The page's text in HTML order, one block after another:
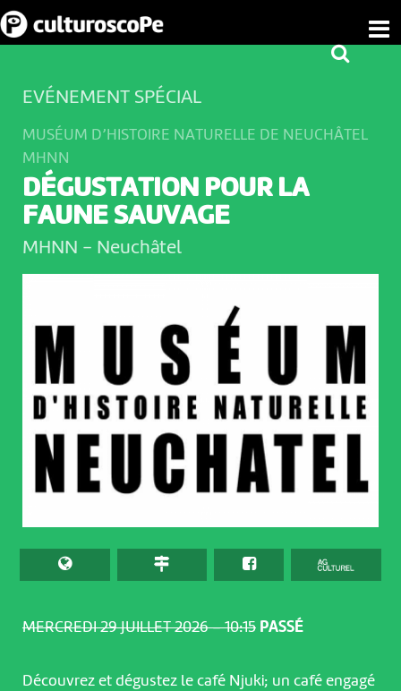
MERCREDI 29 JUILLET 2026 – 10:15 PASSÉ
EVÉNEMENT SPÉCIAL
MUSÉUM D’HISTOIRE NATURELLE DE NEUCHÂTEL
MHNN
DÉGUSTATION POUR LA
FAUNE SAUVAGE
MHNN - Neuchâtel
Découvrez et dégustez le café Njuki; un café engagé